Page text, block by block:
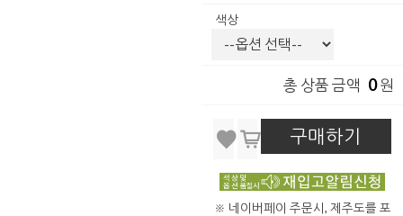
색상
총 상품 금액 0원
구매하기
※ 네이버페이 주문시, 제주도를 포